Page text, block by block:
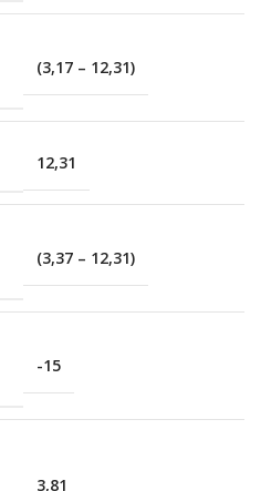
(3,17 – 12,31)
12,31
(3,37 – 12,31)
-15
3,81